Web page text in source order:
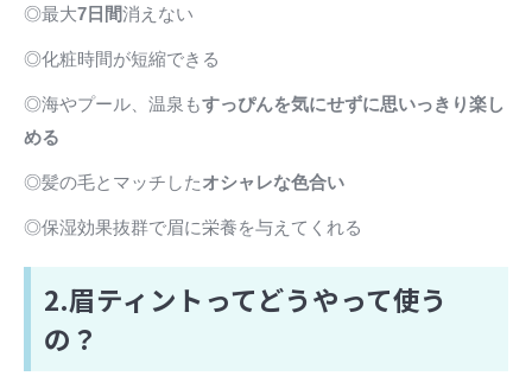
◎最大7日間消えない
◎化粧時間が短縮できる
◎海やプール、温泉もすっぴんを気にせずに思いっきり楽し
める
◎髪の毛とマッチしたオシャレな色合い
◎保湿効果抜群で眉に栄養を与えてくれる
2.眉ティントってどうやって使う
の？